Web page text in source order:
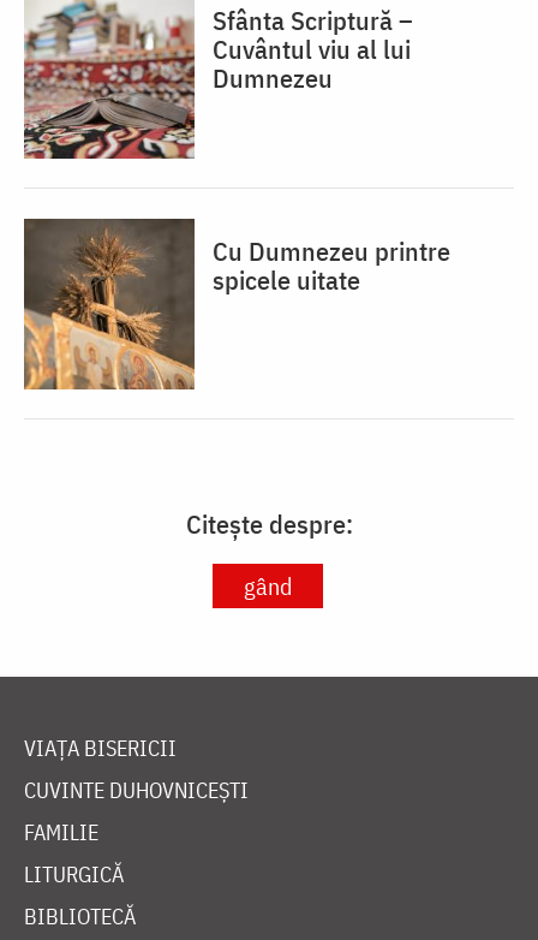
Sfânta Scriptură –
Cuvântul viu al lui
Dumnezeu
Cu Dumnezeu printre
spicele uitate
Citește despre:
gând
VIAȚA BISERICII
CUVINTE DUHOVNICEȘTI
FAMILIE
LITURGICĂ
BIBLIOTECĂ